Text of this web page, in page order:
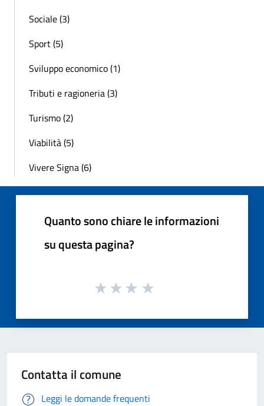
Sociale (3)
Sport (5)
Sviluppo economico (1)
Tributi e ragioneria (3)
Turismo (2)
Viabilità (5)
Vivere Signa (6)
Quanto sono chiare le informazioni
su questa pagina?
Contatta il comune
Leggi le domande frequenti